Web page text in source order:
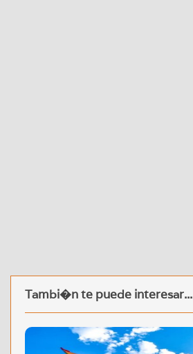
Tambi�n te puede interesar...